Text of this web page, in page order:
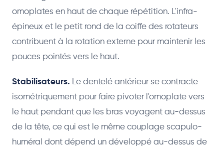
omoplates en haut de chaque répétition. L'infra-
épineux et le petit rond de la coiffe des rotateurs
contribuent à la rotation externe pour maintenir les
pouces pointés vers le haut.
Stabilisateurs. Le dentelé antérieur se contracte
isométriquement pour faire pivoter l'omoplate vers
le haut pendant que les bras voyagent au-dessus
de la tête, ce qui est le même couplage scapulo-
huméral dont dépend un développé au-dessus de